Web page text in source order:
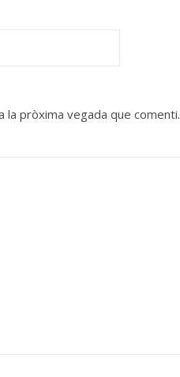
la pròxima vegada que comenti.